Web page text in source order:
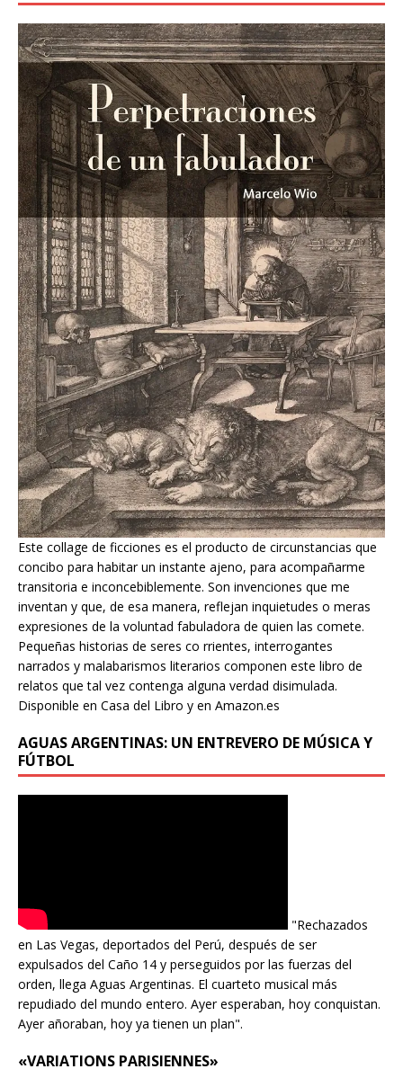
Este collage de ficciones es el producto de circunstancias que
concibo para habitar un instante ajeno, para acompañarme
transitoria e inconcebiblemente. Son invenciones que me
inventan y que, de esa manera, reflejan inquietudes o meras
expresiones de la voluntad fabuladora de quien las comete.
Pequeñas historias de seres co rrientes, interrogantes
narrados y malabarismos literarios componen este libro de
relatos que tal vez contenga alguna verdad disimulada.
Disponible en Casa del Libro y en Amazon.es
AGUAS ARGENTINAS: UN ENTREVERO DE MÚSICA Y
FÚTBOL
"Rechazados
en Las Vegas, deportados del Perú, después de ser
expulsados del Caño 14 y perseguidos por las fuerzas del
orden, llega Aguas Argentinas. El cuarteto musical más
repudiado del mundo entero. Ayer esperaban, hoy conquistan.
Ayer añoraban, hoy ya tienen un plan".
«VARIATIONS PARISIENNES»